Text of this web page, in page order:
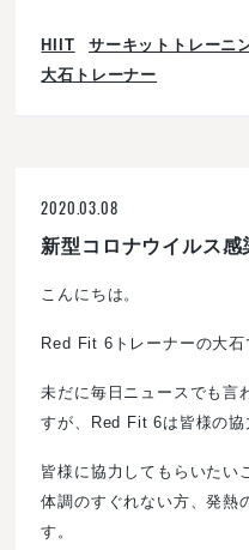
HIIT サーキットトレーニ
大石トレーナー
2020.03.08
新型コロナウイルス感
こんにちは。
Red Fit 6トレーナーの大石
未だに毎日ニュースでも言
すが、Red Fit 6は皆様の協
皆様に協力してもらいたい
体調のすぐれない方、発熱
す。